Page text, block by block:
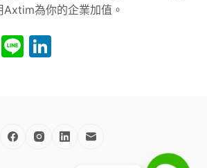
為你的企業加值。
Li Li
dI